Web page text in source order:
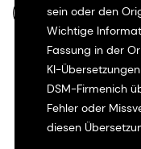
sein oder den
Wichtige
Fassung in der
KI-
DSM-Firmenich
Fehler oder
diesen
DE-DE